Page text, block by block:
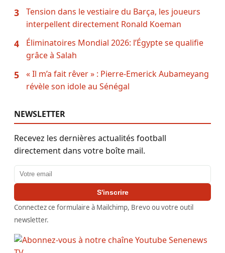
3
Tension dans le vestiaire du Barça, les joueurs
interpellent directement Ronald Koeman
4
Éliminatoires Mondial 2026: l’Égypte se qualifie
grâce à Salah
5
« Il m’a fait rêver » : Pierre-Emerick Aubameyang
révèle son idole au Sénégal
NEWSLETTER
Recevez les dernières actualités football
directement dans votre boîte mail.
Adresse email
S'inscrire
Connectez ce formulaire à Mailchimp, Brevo ou votre outil
newsletter.